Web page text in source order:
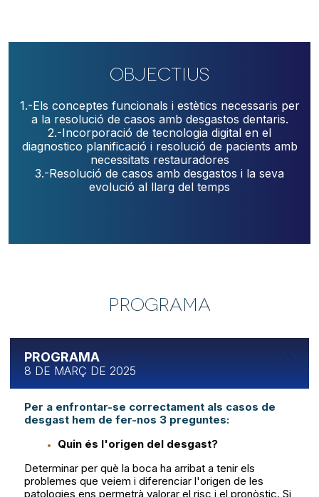
Objectius
1.-Els conceptes funcionals i estètics necessaris per
a la resolució de casos amb desgastos dentaris.
2.-Incorporació de tecnologia digital en el
diagnostico planificació i resolució de pacients amb
necessitats restauradores
3.-Resolució de casos amb desgastos i la seva
evolució al llarg del temps
PROGRAMA
PROGRAMA
8 DE MARÇ DE 2025
Per a enfrontar-se correctament als casos de
desgast hem de fer-nos 3 preguntes:
Quin és l'origen del desgast?
Determinar per què la boca ha arribat a tenir els
problemes que veiem i diferenciar l'origen de les
patologies ens permetrà valorar el risc i el pronòstic. Si